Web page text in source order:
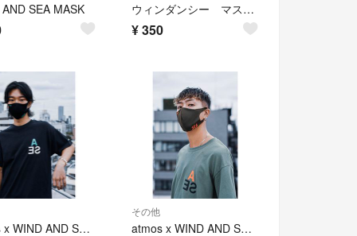
SEA MASK ウィンダンシー マスク 1枚
¥350
atmos x WIND AND SEA マスク
その他
atmos x WIND AND SEA マスク